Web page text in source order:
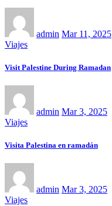
admin Mar 11, 2025
Viajes
Visit Palestine During Ramadan
admin Mar 3, 2025
Viajes
Visita Palestina en ramadán
admin Mar 3, 2025
Viajes